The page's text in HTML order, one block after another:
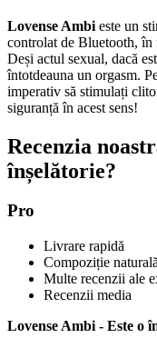
Lovense Ambi este un
controlat de Bluetooth, în
Deși actul sexual, dacă
întotdeauna un orgasm.
imperativ să stimulați
siguranță în acest sens!
Recenzia
înșelătorie?
Pro
Livrare rapidă
Compoziție naturală
Multe recenzii ale
Recenzii media
Lovense Ambi - Este o